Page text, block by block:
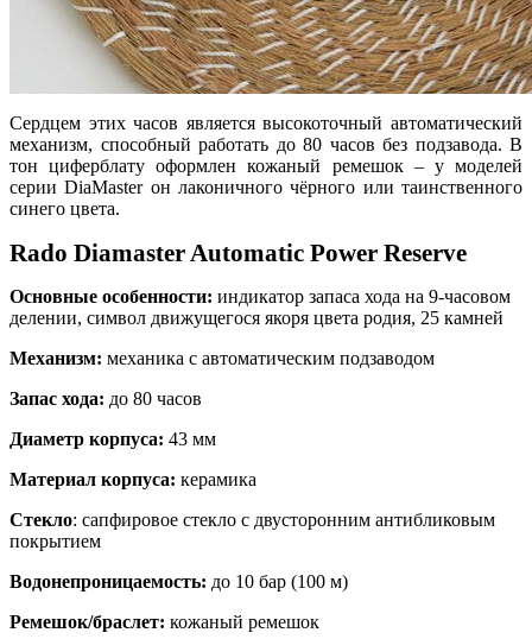
Сердцем этих часов является высокоточный автоматический
механизм, способный работать до 80 часов без подзавода. В
тон циферблату оформлен кожаный ремешок – у моделей
серии DiaMaster он лаконичного чёрного или таинственного
синего цвета.
Rado DiamasterAutomatic Power Reserve
Основные особенности: индикатор запаса хода на 9-часовом
делении, символ движущегося якоря цвета родия, 25 камней
Механизм: механика с автоматическим подзаводом
Запас хода: до 80 часов
Диаметр корпуса: 43 мм
Материал корпуса: керамика
Стекло: сапфировое стекло с двусторонним антибликовым
покрытием
Водонепроницаемость: до 10 бар (100 м)
Ремешок/браслет: кожаный ремешок